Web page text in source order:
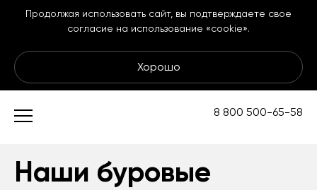
Продолжая использовать сайт, вы подтверждаете свое
согласие на использование «cookie».
Хорошо
8 800 500-65-58
Наши буровые